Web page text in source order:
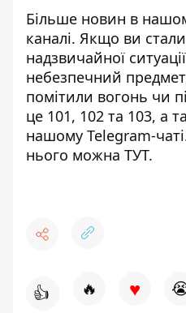
Більше новин в
каналі. Якщо ви
надзвичайної
небезпечний
помітили вогонь чи
це 101, 102 та 103, а
нашому Telegram-
нього можна ТУТ.
👍 🔥 ♥